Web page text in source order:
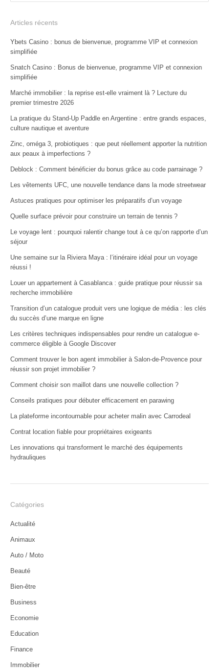
Articles récents
Ybets Casino : bonus de bienvenue, programme VIP et connexion
simplifiée
Snatch Casino : Bonus de bienvenue, programme VIP et connexion
simplifiée
Marché immobilier : la reprise est-elle vraiment là ? Lecture du
premier trimestre 2026
La pratique du Stand-Up Paddle en Argentine : entre grands espaces,
culture nautique et aventure
Zinc, oméga 3, probiotiques : que peut réellement apporter la nutrition
aux peaux à imperfections ?
Deblock : Comment bénéficier du bonus grâce au code parrainage ?
Les vêtements UFC, une nouvelle tendance dans la mode streetwear
Astuces pratiques pour optimiser les préparatifs d’un voyage
Quelle surface prévoir pour construire un terrain de tennis ?
Le voyage lent : pourquoi ralentir change tout à ce qu’on rapporte d’un
séjour
Une semaine sur la Riviera Maya : l’itinéraire idéal pour un voyage
réussi !
Louer un appartement à Casablanca : guide pratique pour réussir sa
recherche immobilière
Transition d’un catalogue produit vers une logique de média : les clés
du succès d’une marque en ligne
Les critères techniques indispensables pour rendre un catalogue e-
commerce éligible à Google Discover
Comment trouver le bon agent immobilier à Salon-de-Provence pour
réussir son projet immobilier ?
Comment choisir son maillot dans une nouvelle collection ?
Conseils pratiques pour débuter efficacement en parawing
La plateforme incontournable pour acheter malin avec Carrodeal
Contrat location fiable pour propriétaires exigeants
Les innovations qui transforment le marché des équipements
hydrauliques
Catégories
Actualité
Animaux
Auto / Moto
Beauté
Bien-être
Business
Economie
Education
Finance
Immobilier